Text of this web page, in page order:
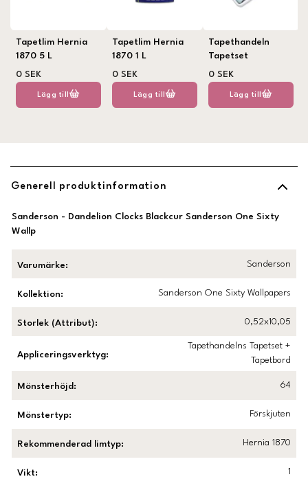
Tapetlim Hernia
1870 5 L
0 SEK
Lägg till
Tapetlim Hernia
1870 1 L
0 SEK
Lägg till
Tapethandeln
Tapetset
0 SEK
Lägg till
Generell produktinformation
Sanderson - Dandelion Clocks Blackcur Sanderson One Sixty
Wallp
Varumärke: Sanderson
Kollektion: Sanderson One Sixty Wallpapers
Storlek (Attribut): 0,52x10,05
Appliceringsverktyg:
Tapethandelns Tapetset +
Tapetbord
Mönsterhöjd : 64
Mönstertyp: Förskjuten
Rekommenderad limtyp: Hernia 1870
Vikt: 1